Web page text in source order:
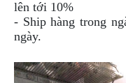
lên tới 10%
- Ship hàng trong
ngày.